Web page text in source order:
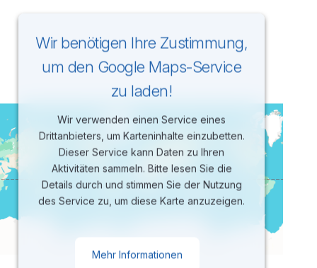
Wir benötigen Ihre Zustimmung,
um den Google Maps-Service
zu laden!
Wir verwenden einen Service eines
Drittanbieters, um Karteninhalte einzubetten.
Dieser Service kann Daten zu Ihren
Aktivitäten sammeln. Bitte lesen Sie die
Details durch und stimmen Sie der Nutzung
des Service zu, um diese Karte anzuzeigen.
Mehr Informationen